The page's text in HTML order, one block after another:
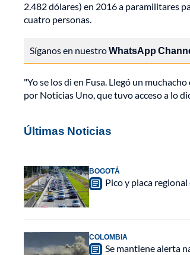
2.482 dólares) en 2016 a paramilitares
cuatro personas.
Síganos en nuestroWhatsApp
"Yo se los di en Fusa. Llegó un
por Noticias Uno, que tuvo acceso a lo
Últimas Noticias
BOGOTÁ
Pico y placa
COLOMBIA
Se mantiene alerta